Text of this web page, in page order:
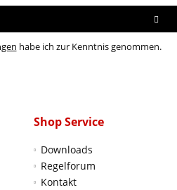
habe ich zur Kenntnis genommen.
Shop Service
Downloads
Regelforum
Kontakt